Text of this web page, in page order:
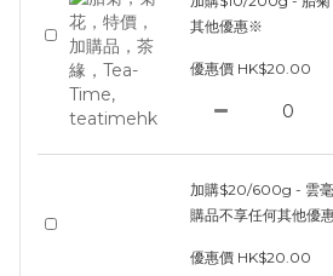
其他優惠※
優惠價 HK$20.00
加購$20/600g - 雲
購品不享任何其他優
優惠價 HK$20.00